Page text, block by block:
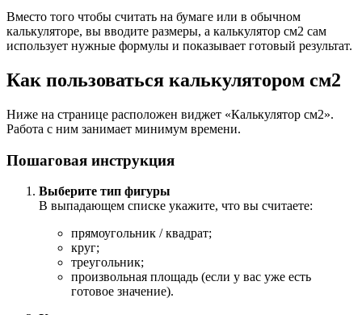
Вместо того чтобы считать на бумаге или в обычном
калькуляторе, вы вводите размеры, а калькулятор см2 сам
использует нужные формулы и показывает готовый результат.
Как пользоваться калькулятором см2
Ниже на странице расположен виджет «Калькулятор см2».
Работа с ним занимает минимум времени.
Пошаговая инструкция
Выберите тип фигуры
В выпадающем списке укажите, что вы считаете:
прямоугольник / квадрат;
круг;
треугольник;
произвольная площадь (если у вас уже есть
готовое значение).